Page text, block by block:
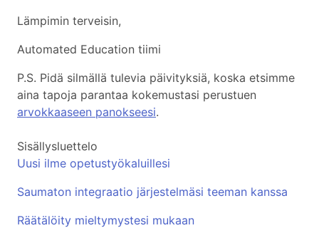
Lämpimin terveisin,
Automated Education tiimi
P.S. Pidä silmällä tulevia päivityksiä, koska etsimme
aina tapoja parantaa kokemustasi perustuen
arvokkaaseen panokseesi.
Sisällysluettelo
Uusi ilme opetustyökaluillesi
Saumaton integraatio järjestelmäsi teeman kanssa
Räätälöity mieltymystesi mukaan